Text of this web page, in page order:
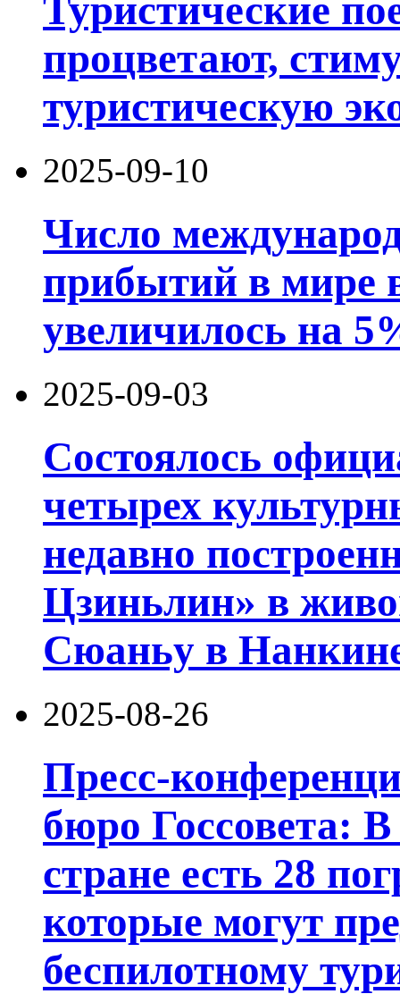
Туристические
процветают,
туристическую
2025-09-10
Число
прибытий в мире
увеличилось на
2025-09-03
Состоялось
четырех
недавно
Цзиньлин» в
Сюаньу в
2025-08-26
Пресс-
бюро Госсовета:
стране есть 28
которые могут
беспилотному